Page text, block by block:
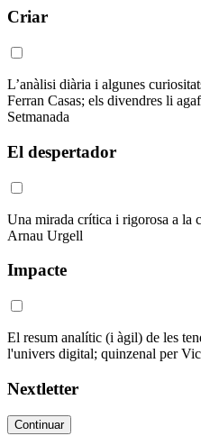
Criar
L’anàlisi diària i algunes
Ferran Casas; els divendres li
Setmanada
El despertador
Una mirada crítica i rigorosa a la
Arnau Urgell
Impacte
El resum analític (i àgil) de les
l'univers digital; quinzenal per
Nextletter
Continuar